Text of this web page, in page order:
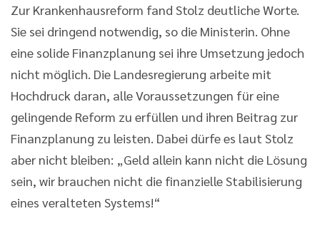
Zur Krankenhausreform fand Stolz deutliche Worte.
Sie sei dringend notwendig, so die Ministerin. Ohne
eine solide Finanzplanung sei ihre Umsetzung jedoch
nicht möglich. Die Landesregierung arbeite mit
Hochdruck daran, alle Voraussetzungen für eine
gelingende Reform zu erfüllen und ihren Beitrag zur
Finanzplanung zu leisten. Dabei dürfe es laut Stolz
aber nicht bleiben: „Geld allein kann nicht die Lösung
sein, wir brauchen nicht die finanzielle Stabilisierung
eines veralteten Systems!“